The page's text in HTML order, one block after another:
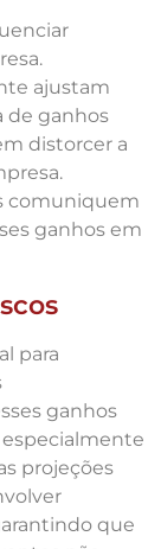
ajustam
de ganhos
distorcer a
comuniquem
ganhos em
para
ganhos
projeções
que